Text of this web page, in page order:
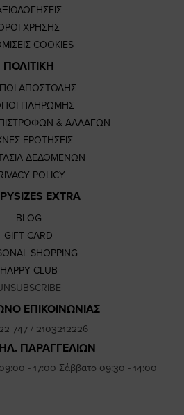
ΧΡΗΣΗΣ
COOKIES
ΠΟΛΙΤΙΚΗ
ΑΠΟΣΤΟΛΗΣ
ΠΛΗΡΩΜΗΣ
& ΑΛΛΑΓΩΝ
ΕΡΩΤΗΣΕΙΣ
ΔΕΔΟΜΕΝΩΝ
POLICY
EXTRA
BLOG
GIFT CARD
SHOPPING
HAPPY CLUB
ΕΠΙΚΟΙΝΩΝΙΑΣ
747/ 2103212226
ΠΑΡΑΓΓΕΛΙΩΝ
- 17:00 Σάββατο 09:30 - 14:00